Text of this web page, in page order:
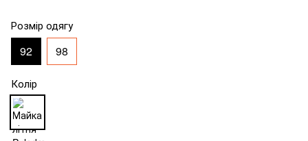
Розмір одягу
92 98
Колір